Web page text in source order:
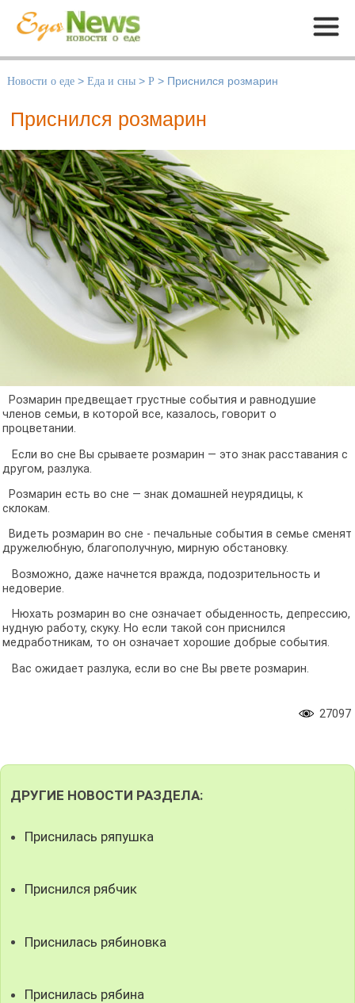
Меню
Новости о еде > Еда и сны > Р > Приснился розмарин
Приснился розмарин
Розмарин предвещает грустные события и равнодушие
членов семьи, в которой все, казалось, говорит о
процветании.
Если во сне Вы срываете розмарин — это знак расставания с
другом, разлука.
Розмарин есть во сне — знак домашней неурядицы, к
склокам.
Видеть розмарин во сне - печальные события в семье сменят
дружелюбную, благополучную, мирную обстановку.
Возможно, даже начнется вражда, подозрительность и
недоверие.
Нюхать розмарин во сне означает обыденность, депрессию,
нудную работу, скуку. Но если такой сон приснился
медработникам, то он означает хорошие добрые события.
Вас ожидает разлука, если во сне Вы рвете розмарин.
27097
ДРУГИЕ НОВОСТИ РАЗДЕЛА:
Приснилась ряпушка
Приснился рябчик
Приснилась рябиновка
Приснилась рябина